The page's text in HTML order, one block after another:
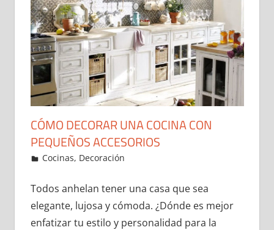
CÓMO DECORAR UNA COCINA CON
PEQUEÑOS ACCESORIOS
25 de December de 2021
ideas2021
Cocinas, Decoración
Todos anhelan tener una casa que sea
elegante, lujosa y cómoda. ¿Dónde es mejor
enfatizar tu estilo y personalidad para la